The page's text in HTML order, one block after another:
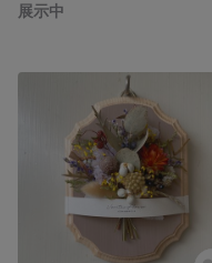
展示中